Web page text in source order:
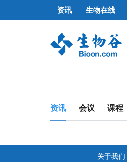
资讯 生物在线
资讯 会议 课程
关于我们